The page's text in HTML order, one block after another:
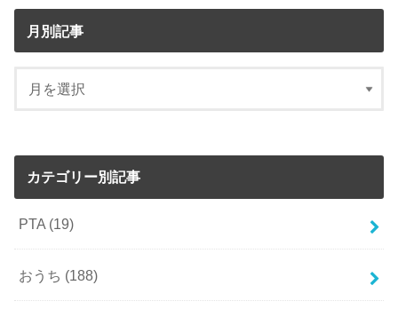
月別記事
カテゴリー別記事
PTA (19)
おうち (188)